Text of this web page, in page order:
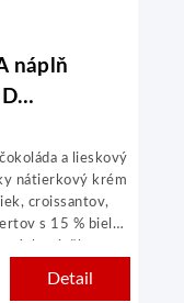
náplň
Detail
a lieskový
nátierkový krém
croissantov,
s 15 % bielej